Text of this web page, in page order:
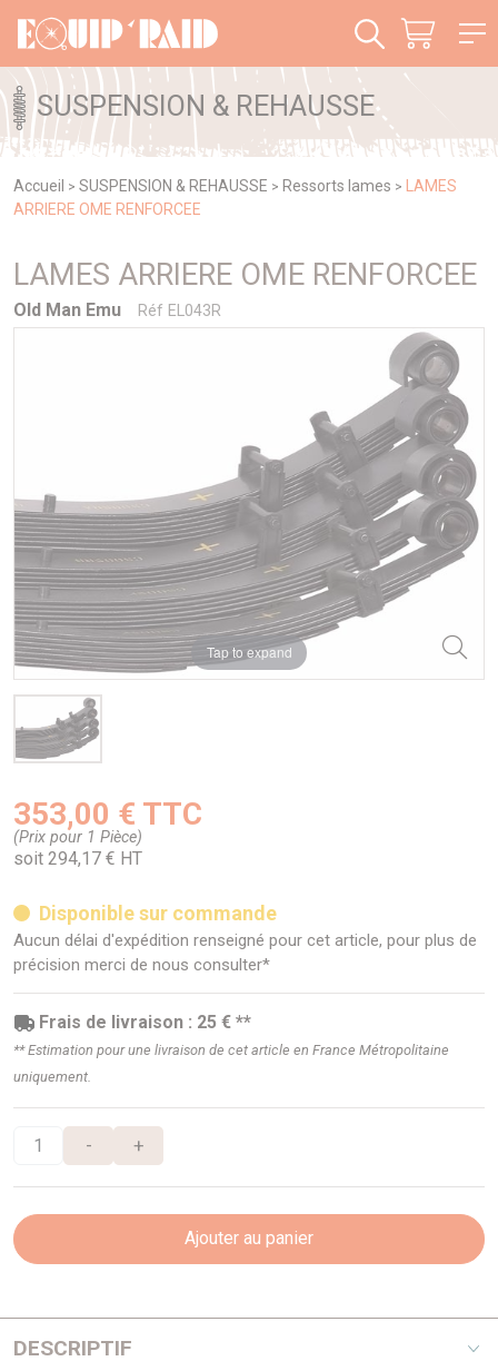
SUSPENSION & REHAUSSE
Accueil > SUSPENSION & REHAUSSE > Ressorts lames > LAMES
ARRIERE OME RENFORCEE
LAMES ARRIERE OME RENFORCEE
Old Man Emu Réf EL043R
Tap to expand
353,00 € TTC
(Prix pour 1 Pièce)
soit 294,17 € HT
Disponible sur commande
Aucun délai d'expédition renseigné pour cet article, pour plus de
précision merci de nous consulter*
Frais de livraison : 25 € **
** Estimation pour une livraison de cet article en France Métropolitaine
uniquement.
- +
Ajouter au panier
DESCRIPTIF
Panneau de gestion des cookies